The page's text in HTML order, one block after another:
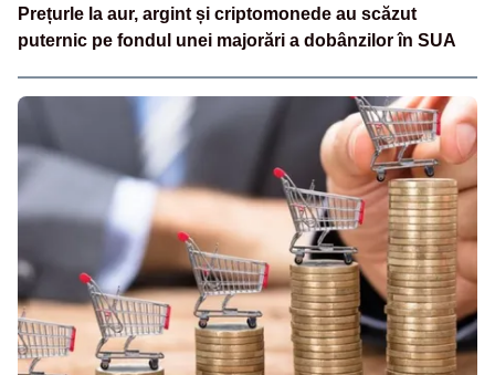
Prețurle la aur, argint și criptomonede au scăzut
puternic pe fondul unei majorări a dobânzilor în SUA